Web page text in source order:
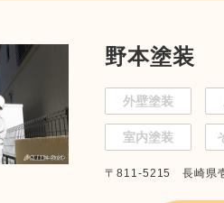
野本塗装
外壁塗装
室内塗装
〒811-5215 長崎県